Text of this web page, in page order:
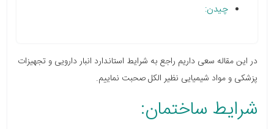
چیدن:
در این مقاله سعی داریم راجع به شرایط استاندارد انبار دارویی و تجهیزات
پزشکی و مواد شیمیایی نظیر الکل صحبت نماییم.
شرایط ساختمان: